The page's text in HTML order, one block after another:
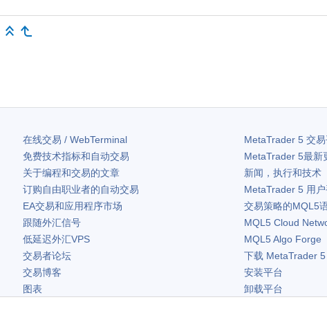
在线交易 / WebTerminal
免费技术指标和自动交易
关于编程和交易的文章
订购自由职业者的自动交易
EA交易和应用程序市场
跟随外汇信号
低延迟外汇VPS
交易者论坛
交易博客
图表
MetaTrader 5交易
MetaTrader 5最新
新闻，执行和技术
MetaTrader 5用户
交易策略的MQL5
MQL5 Cloud
MQL5 Algo Forge
下载 MetaTrader 5
安装平台
卸载平台